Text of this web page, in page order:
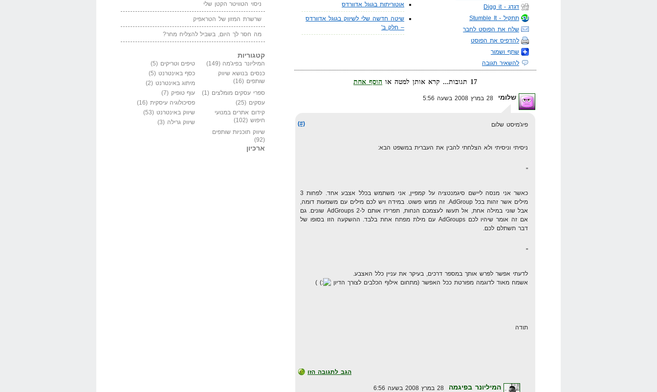
אוטוריתות בגוגל אדוורדס
שיטה חדשה שלי לשיווק בגוגל אדוורדס
– חלק ב'
דגדג - Digg it
תתקיל - Stumble It
שלח את הפוסט לחבר
להדפיס את הפוסט
שתף ושמור
להשאיר תגובה
17 תגובות... קרא אותן למטה או
הוסף אחת
שלומי
(#) פיג'מיסט שלום
ניסיתי וניסיתי ולא הצלחתי להבין את העברית במשפט הבא:
"
כאשר אני מנסה ליישם סיגמנטציה על קמפיין, אני משתמש בכלל אצבע אחד. לפחות 3
מילים אשר זהות בכל AdGroup. זה ממש פשוט. במידה ויש לכם מילים עם משמעות דומה,
אבל שוני במילה אחת, אל תעשו לעצמכם הנחות, תפרידו אותם ל-2 AdGroups שונים. גם
אם זה אומר שיהיו לכם AdGroups עם מילת מפתח אחת בלבד. ההשקעה הזו בסופו של
דבר תשתלם לכם.
"
לדעתי אפשר לפרש אותך במספר דרכים, בעיקר את עניין כלל האצבע.
אשמח מאוד לדוגמה מפורטת ככל האפשר (מתחום אילוף הכלבים לצורך הדיון
)
תודה
הגב לתגובה הזו
המיליונר בפיגמה
ניסוי הטוויטר הקטן שלי
שרשרת המזון של הטראפיק
מה חסר לך היום, בשביל להצליח מחר?
קטגוריות
המיליונר בפיג'מה (149) טיפים וטריקים (5)
כנסים בנושא שיווק
שותפים (16)
כסף באינטרנט (5)
מיתוג באינטרנט (2)
ספרי עסקים מומלצים (1) עוף טופיק (7)
עסקים (25) פסיכולוגיה עיסקית (16)
קידום אתרים במנועי
חיפוש (102)
שיווק באינטרנט (53)
שיווק גרילה (3)
שיווק תוכניות שותפים
(92)
ארכיון